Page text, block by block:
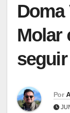
Doma
Molar
Por